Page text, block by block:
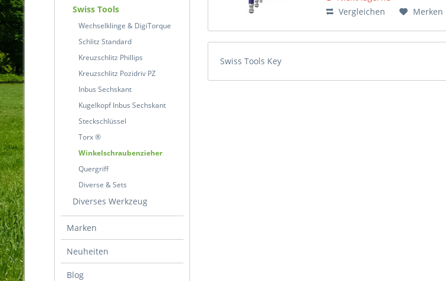
Swiss Tools
Wechselklinge & DigiTorque
Schlitz Standard
Kreuzschlitz Phillips
Kreuzschlitz Pozidriv PZ
Inbus Sechskant
Kugelkopf Inbus Sechskant
Steckschlüssel
Torx ®
Winkelschraubenzieher
Quergriff
Diverse & Sets
Diverses Werkzeug
Marken
Neuheiten
Blog
Vergleichen
Merken
Swiss Tools Key